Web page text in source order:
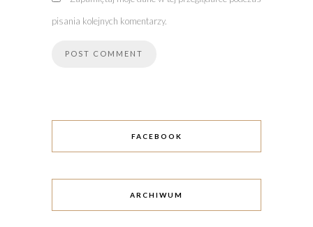
pisania kolejnych komentarzy.
FACEBOOK
ARCHIWUM